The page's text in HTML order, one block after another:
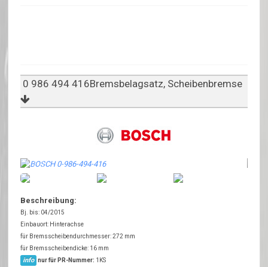
0 986 494 416Bremsbelagsatz, Scheibenbremse
Beschreibung:
Bj. bis: 04/2015
Einbauort: Hinterachse
für Bremsscheibendurchmesser: 272 mm
für Bremsscheibendicke: 16 mm
info nur für PR-Nummer: 1KS